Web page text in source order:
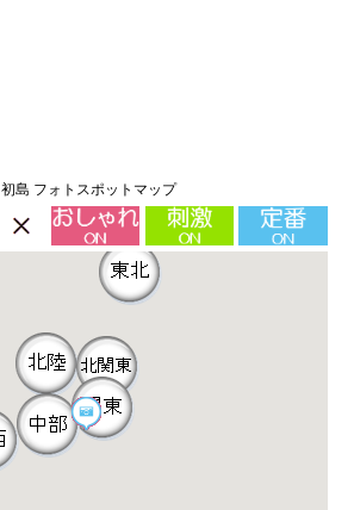
初島 フォトスポットマップ